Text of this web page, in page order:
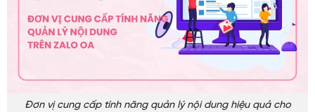
Đơn vị cung cấp tính năng quản lý nội dung hiệu quả cho